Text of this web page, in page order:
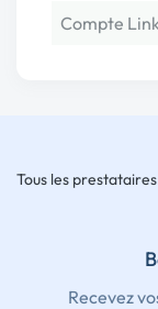
Compte
Tous les prestataires
Recevez